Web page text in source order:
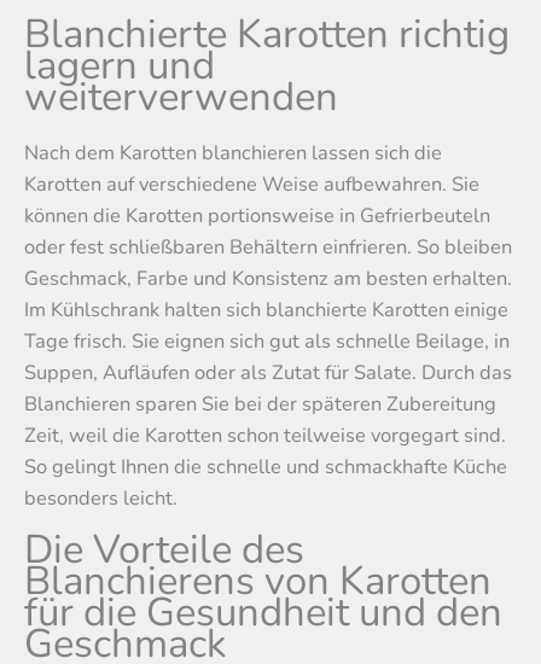
Blanchierte Karotten richtig
lagern und
weiterverwenden
Nach dem Karotten blanchieren lassen sich die
Karotten auf verschiedene Weise aufbewahren. Sie
können die Karotten portionsweise in Gefrierbeuteln
oder fest schließbaren Behältern einfrieren. So bleiben
Geschmack, Farbe und Konsistenz am besten erhalten.
Im Kühlschrank halten sich blanchierte Karotten einige
Tage frisch. Sie eignen sich gut als schnelle Beilage, in
Suppen, Aufläufen oder als Zutat für Salate. Durch das
Blanchieren sparen Sie bei der späteren Zubereitung
Zeit, weil die Karotten schon teilweise vorgegart sind.
So gelingt Ihnen die schnelle und schmackhafte Küche
besonders leicht.
Die Vorteile des
Blanchierens von Karotten
für die Gesundheit und den
Geschmack